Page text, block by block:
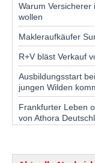
Warum
wollen
Makleraufkäufer
R+V bläst Verkauf
Ausbildungsstart
jungen Wilden
Frankfurter Leben
von Athora